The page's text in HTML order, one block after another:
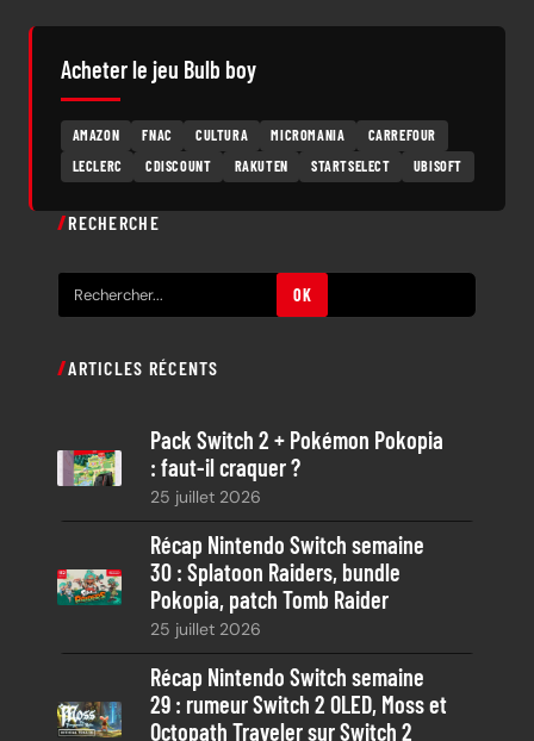
Acheter le jeu Bulb boy
AMAZON FNAC CULTURA MICROMANIA
CARREFOUR
LECLERC
CDISCOUNT RAKUTEN STARTSELECT UBISOFT
RECHERCHE
e
h
OK
ARTICLES RÉCENTS
Pack Switch 2 + Pokémon Pokopia
: faut-il craquer ?
25 juillet 2026
Récap Nintendo Switch semaine
30 : Splatoon Raiders, bundle
Pokopia, patch Tomb Raider
25 juillet 2026
Récap Nintendo Switch semaine
29 : rumeur Switch 2 OLED, Moss et
Octopath Traveler sur Switch 2